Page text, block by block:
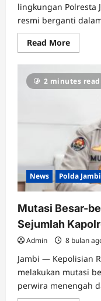
lingkungan Polresta
resmi berganti
Read MoreRead
more
Jambi
Pimpin
Rotasi
2 minutes read
News Polda Jambi
Mutasi Besar-
Sejumlah
Admin 8 bulan
Jambi — Kepolisian
melakukan mutasi
perwira menengah